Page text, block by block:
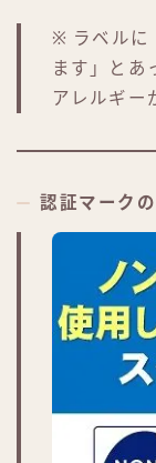
※ ラベルに
ます」とあ
アレルギー
認証マーク